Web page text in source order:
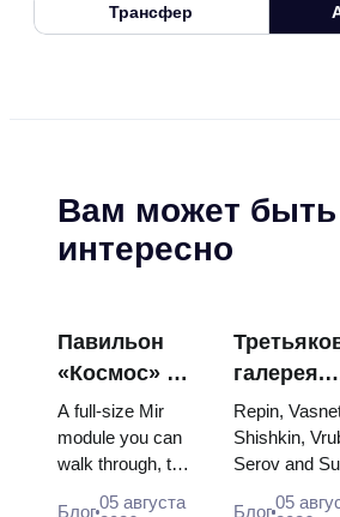
Трансфер
Вам может быть
интересно
Павильон
«Космос» на
ВДНХ:
внутри
самой
большой
A full-size Mir
module you can
walk through, the
Блог05 августа
галерея.
картины,
которых
строить
Repin,
Shishkin,
Serov and
Блог05